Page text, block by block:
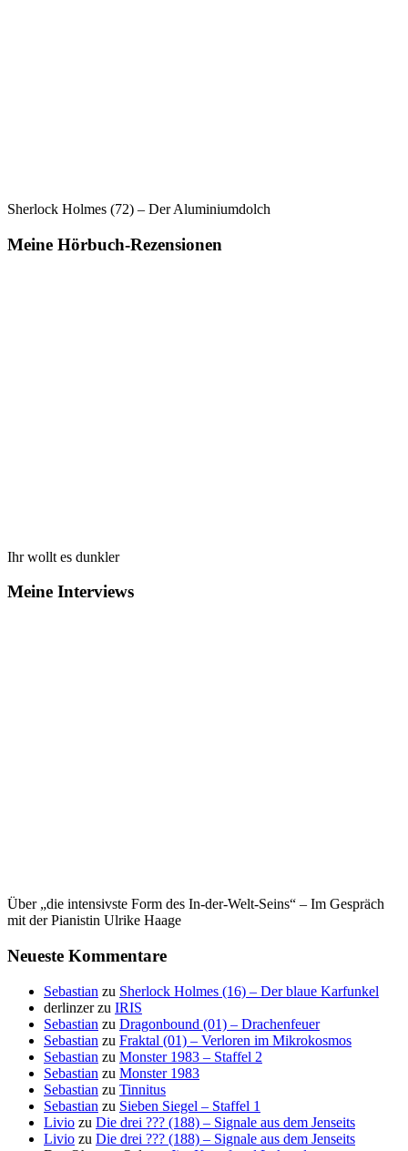
Sherlock Holmes (72) – Der Aluminiumdolch
Meine Hörbuch-Rezensionen
Ihr wollt es dunkler
Meine Interviews
Über „die intensivste Form des In-der-Welt-Seins“ – Im Gespräch
mit der Pianistin Ulrike Haage
Neueste Kommentare
Sebastian zu Sherlock Holmes (16) – Der blaue Karfunkel
derlinzerzu IRIS
Sebastian zu Dragonbound (01) – Drachenfeuer
Sebastian zu Fraktal (01) – Verloren im Mikrokosmos
Sebastian zu Monster 1983 – Staffel 2
Sebastian zu Monster 1983
Sebastian zu Tinnitus
Sebastian zu Sieben Siegel – Staffel 1
Livio zu Die drei ??? (188) – Signale aus dem Jenseits
Livio zu Die drei ??? (188) – Signale aus dem Jenseits